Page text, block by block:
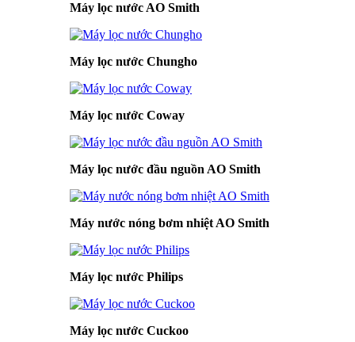
Máy lọc nước AO Smith
Máy lọc nước Chungho
Máy lọc nước Coway
Máy lọc nước đầu nguồn AO Smith
Máy nước nóng bơm nhiệt AO Smith
Máy lọc nước Philips
Máy lọc nước Cuckoo